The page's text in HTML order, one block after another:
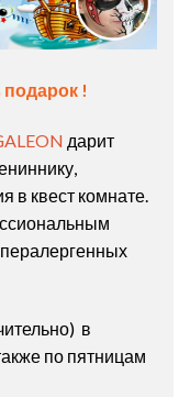
!
дарит
в квест комнате.
в
по пятницам